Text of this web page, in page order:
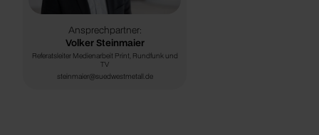
Ansprechpartner:
Volker Steinmaier
Referatsleiter Medienarbeit Print, Rundfunk und
TV
steinmaier@suedwestmetall.de